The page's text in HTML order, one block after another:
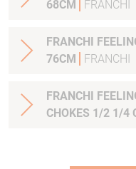
68CM
FRANCHI
FRANCHI
76CM
FRANCHI
FRANCHI
CHOKES 1/2 1/4